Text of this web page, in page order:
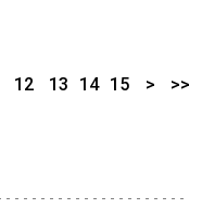
12 13 14 15 > >>